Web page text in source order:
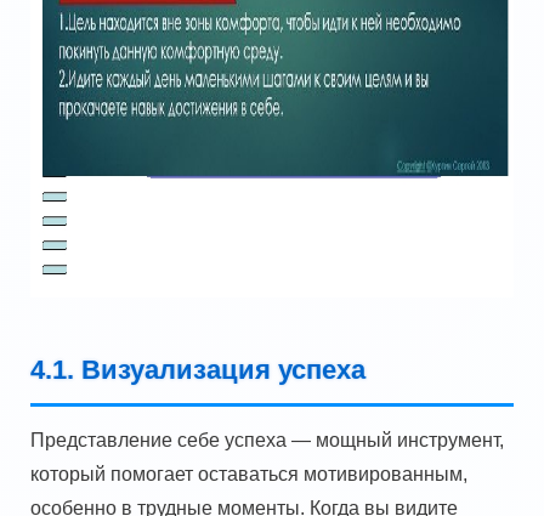
4.1. Визуализация успеха
Представление себе успеха — мощный инструмент,
который помогает оставаться мотивированным,
особенно в трудные моменты. Когда вы видите